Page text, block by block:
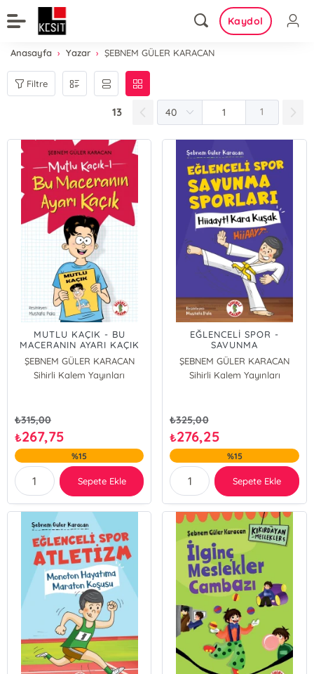
Kaydol
Anasayfa Yazar ŞEBNEM GÜLER KARACAN
Filtre
13 1
MUTLU KAÇIK - BU
MACERANIN AYARI KAÇIK
ŞEBNEM GÜLER KARACAN
Sihirli Kalem Yayınları
₺315,00
₺267,75
%15
Sepete Ekle
EĞLENCELİ SPOR -
SAVUNMA
SPORLARI;Hiiaayt! Kara
Kuşak
ŞEBNEM GÜLER KARACAN
Sihirli Kalem Yayınları
₺325,00
₺276,25
%15
Sepete Ekle